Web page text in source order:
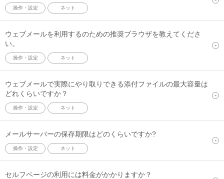
操作・設定 ネット
ウェブメールを利用するのための推奨ブラウザを教えてくださ
い。
操作・設定 ネット
ウェブメールで実際にやり取りできる添付ファイルの最大容量は
どれくらいですか？
操作・設定 ネット
メールサーバーの保存期限はどのくらいですか?
操作・設定 ネット
セルフページの利用には料金がかかりますか？